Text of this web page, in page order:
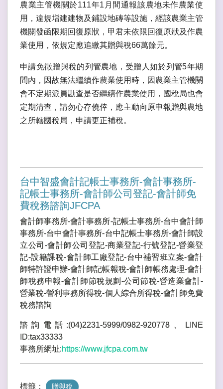
農業主管機關於111年1月間通報該農地未作農業使
用，違規增建建物及鋪設地磚等設施，經該農業主管
機關發函限期回復原狀，甲君未依限回復原狀及作農
業使用，依規定應追繳其贈與稅66萬餘元。
申請免徵贈與稅的列管農地，受贈人如於列管5年期
間內，因故無法繼續作農業使用時，因農業主管機關
會不定期派員勘查是否繼續作農業使用，國稅局也會
定期清查，請勿心存僥倖，應主動向原申報贈與農地
之所轄國稅局，申請更正補稅。
台中智盛會計記帳士事務所-會計事務所-
記帳士事務所-會計師公司登記-會計師免
費稅務諮詢JFCPA
會計師事務所-會計事務所-記帳士事務所-台中會計師
事務所-台中會計事務所-台中記帳士事務所-會計師設
立公司-會計師公司登記-商業登記-行號登記-營業登
記-設籍課稅-會計師工廠登記-台中補習班立案-會計
師特許證申辦-會計師記帳報稅-會計師帳務處理-會計
師稅務申報-會計師節稅規劃-公司節稅-營造業會計-
營業稅-謍利事務所得稅-個人綜合所得稅-會計師免費
稅務諮詢
諮詢電話:(04)2231-5999/0982-920778、LINE
ID:tax33333
事務所網址:https://www.jfcpa.com.tw
標籤： 贈與稅